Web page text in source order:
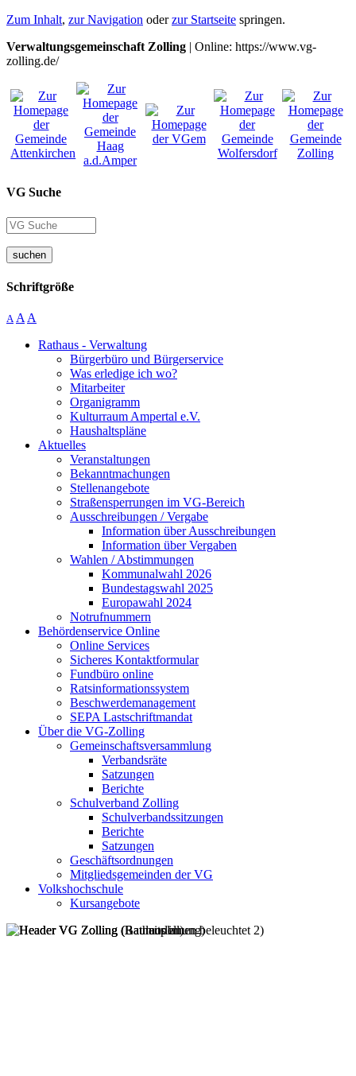
Zum Inhalt, zur Navigation oderzur Startseite springen.
Verwaltungsgemeinschaft Zolling | Online: https://www.vg-
zolling.de/
VG Suche
suchen
Schriftgröße
A A A
Rathaus - Verwaltung
Bürgerbüro und Bürgerservice
Was erledige ich wo?
Mitarbeiter
Organigramm
Kulturraum Ampertal e.V.
Haushaltspläne
Aktuelles
Veranstaltungen
Bekanntmachungen
Stellenangebote
Straßensperrungen im VG-Bereich
Ausschreibungen / Vergabe
Information über Ausschreibungen
Information über Vergaben
Wahlen / Abstimmungen
Kommunalwahl 2026
Bundestagswahl 2025
Europawahl 2024
Notrufnummern
Behördenservice Online
Online Services
Sicheres Kontaktformular
Fundbüro online
Ratsinformationssystem
Beschwerdemanagement
SEPA Lastschriftmandat
Über die VG-Zolling
Gemeinschaftsversammlung
Verbandsräte
Satzungen
Berichte
Schulverband Zolling
Schulverbandssitzungen
Berichte
Satzungen
Geschäftsordnungen
Mitgliedsgemeinden der VG
Volkshochschule
Kursangebote